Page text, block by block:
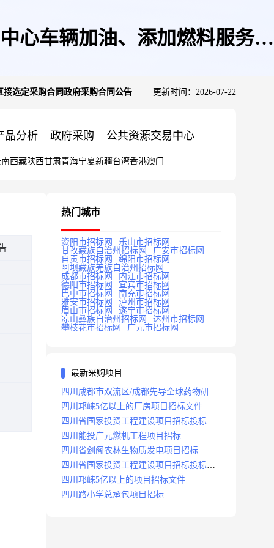
心车辆加油、添加燃料服务直
选定采购合同政府采购合同公告 更新时间：2026-07-22
品分析 政府采购 公共资源交易中心
西藏陕西甘肃青海宁夏新疆台湾香港澳门
热门城市
资阳市招标网
乐山市招标网
甘孜藏族自治州招标网
广安市招标网
自贡市招标网
绵阳市招标网
阿坝藏族羌族自治州招标网
成都市招标网
内江市招标网
德阳市招标网
宜宾市招标网
巴中市招标网
南充市招标网
雅安市招标网
泸州市招标网
眉山市招标网
遂宁市招标网
凉山彝族自治州招标网
达州市招标网
攀枝花市招标网
广元市招标网
最新采购项目
四川成都市双流区/成都先导全球药物研发
生产基地(一期)(dj)项目招标标段
四川邛崃5亿以上的厂房项目招标文件
四川省国家投资工程建设项目招标投标
四川能投广元燃机工程项目招标
四川省剑阁农林生物质发电项目招标
四川省国家投资工程建设项目招标投标
2008年版
四川邛崃5亿以上的项目招标文件
四川路小学总承包项目招标